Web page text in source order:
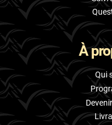
Scion
Seat
Skoda
Smart
Ssangyong
Subaru
À
Qui